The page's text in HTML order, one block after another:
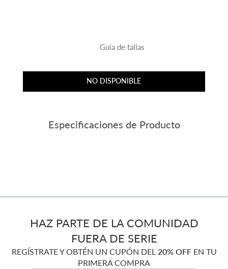
Guía de tallas
NO DISPONIBLE
Especificaciones de Producto
HAZ PARTE DE LA COMUNIDAD
FUERA DE SERIE
REGÍSTRATE Y OBTÉN UN CUPÓN DEL 20% OFFEN TU
PRIMERA COMPRA